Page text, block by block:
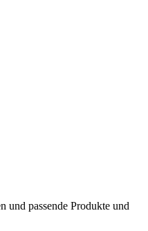
und passende Produkte und